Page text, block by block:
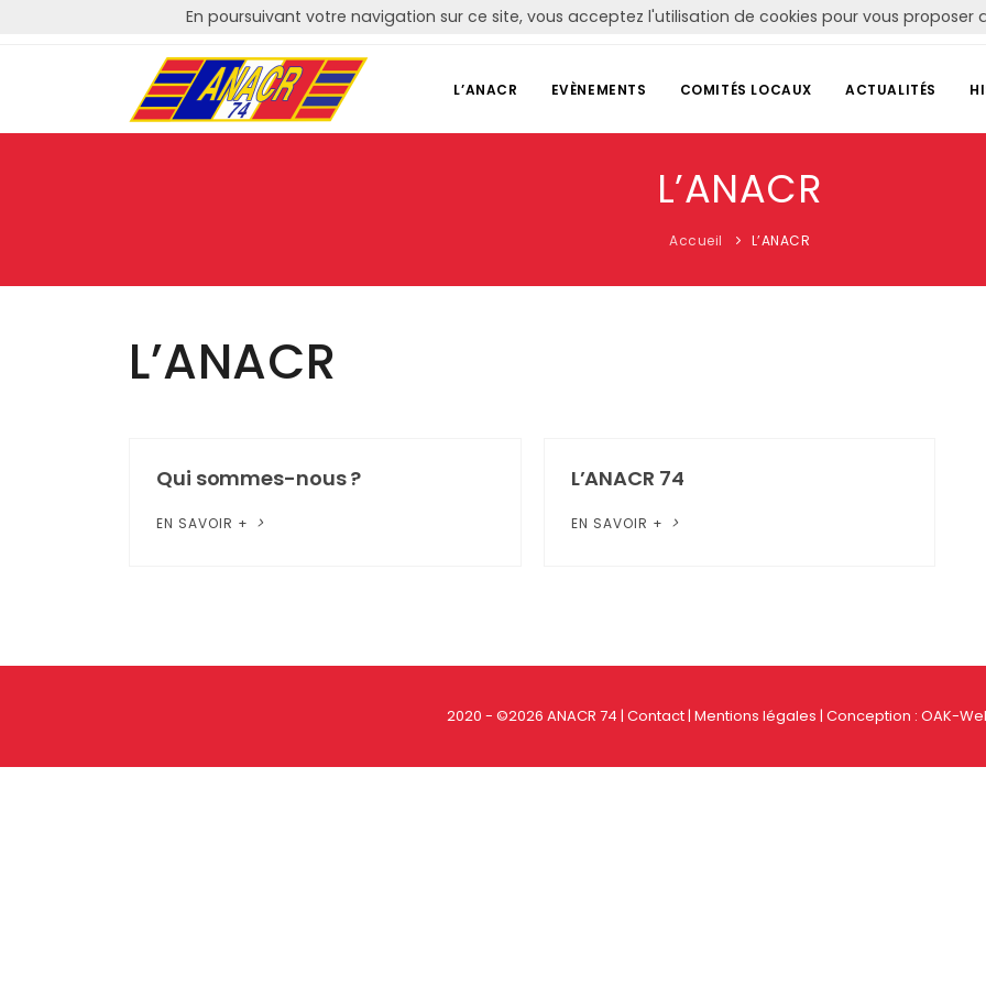
Courriel: contact@anacr74.fr
L’ANACR EVÈNEMENTS COMITÉS LOCAUX ACTUALITÉS
L’ANACR
Accueil L’ANACR
L’ANACR
Qui sommes-nous ?
EN SAVOIR +
L’ANACR 74
EN SAVOIR +
2020 - ©2026 ANACR 74 | Contact| Mentions légales | Conception : OAK-
En poursuivant votre navigation sur ce site, vous acceptez l'utilisation de cookies pour vous